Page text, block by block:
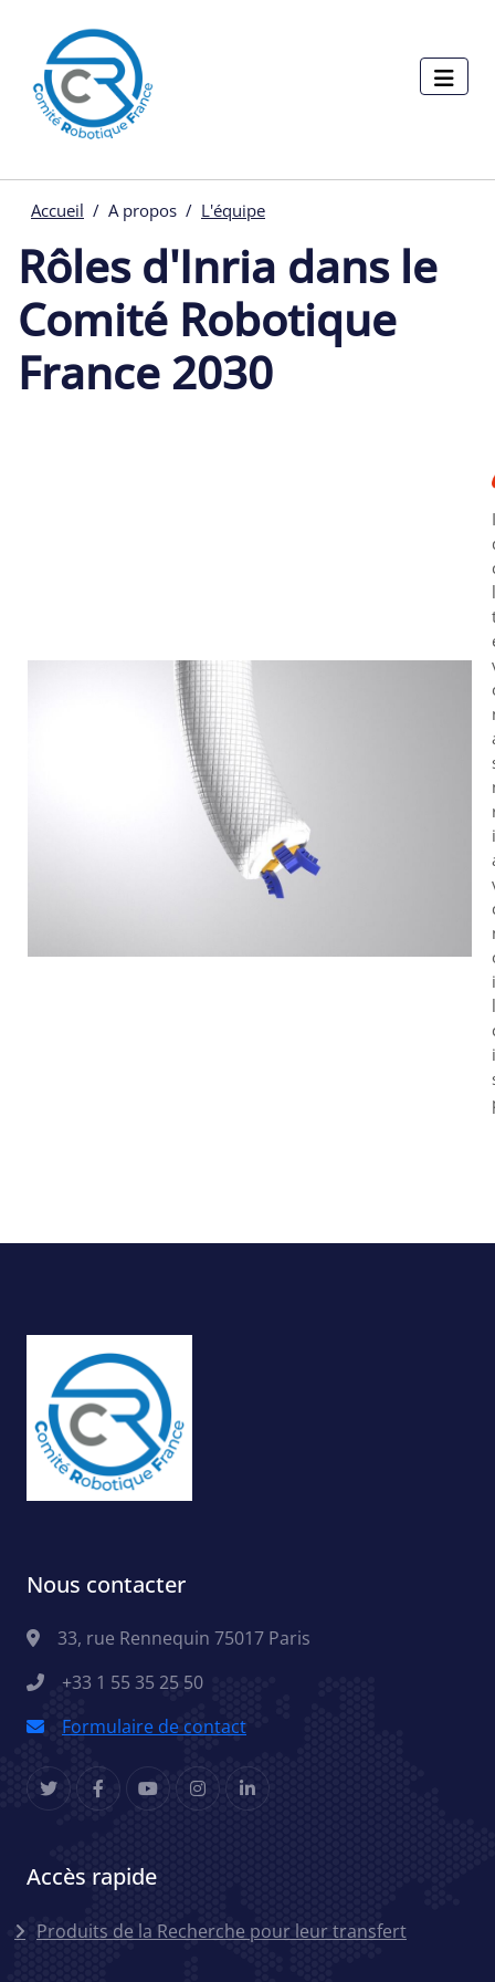
Menu pages
Accueil A propos L'équipe
Rôles d'Inria dans le
Comité Robotique
France 2030
Nous contacter
33, rue Rennequin 75017 Paris
+33 1 55 35 25 50
Formulaire de contact
Accès rapide
Menu accès rapides
Produits de la Recherche pour leur transfert